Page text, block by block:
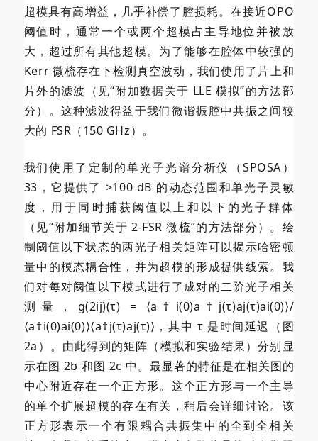
超模具有高增益，几乎补偿了腔损耗。在接近OPO
阈值时，通常一个或两个超模占主导地位并被放
大，超过所有其他超模。为了能够在腔体中较强的
Kerr 微梳存在下检测真空波动，我们使用了片上和
片外的滤波（见“附加数据关于 LLE 模拟”的方法部
分）。这种滤波得益于我们微谐振腔中共振之间较
大的 FSR（150 GHz）。
我们使用了定制的单光子光谱分析仪（SPOSA）
33，它提供了 >100 dB 的动态范围和单光子灵敏
度，用于同时捕获阈值以上和以下的光子群体
（见“附加细节关于 2-FSR 微梳”的方法部分）。绘
制阈值以下状态的两光子相关矩阵可以揭示哈密顿
量中的模态耦合性，并为超模的形成提供线索。我
们对每对阈值以下模式进行了成对的二阶光子相关
测量，g(2ij)(τ) = ⟨a†i(0)a†j(τ)aj(τ)ai(0)⟩/
⟨a†i(0)ai(0)⟩⟨a†j(τ)aj(τ)⟩，其中 τ 是时间延迟（图
2a）。由此得到的矩阵（模拟和实验结果）分别显
示在图 2b 和图 2c 中。最显著的特征是在相关图的
中心附近存在一个正方形。这个正方形与一个主导
的单个扩展超模的存在有关，稍后会详细讨论。该
正方形表示一个有限耦合共振集中的全到全相关